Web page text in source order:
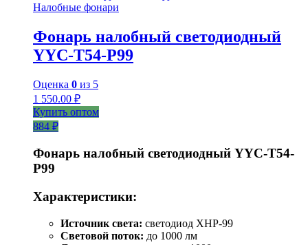
Налобные фонари
Фонарь налобный светодиодный
YYC-T54-P99
Оценка 0 из 5
1 550.00 ₽
Купить оптом
884 ₽
Фонарь налобный светодиодный YYC-T54-
P99
Характеристики:
Источник света: светодиод XHP-99
Световой поток: до 1000 лм